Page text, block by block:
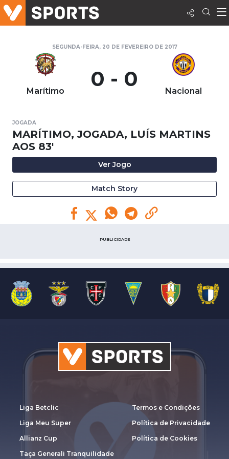
SEGUNDA-FEIRA, 20 DE FEVEREIRO DE 2017
Marítimo 0 - 0 Nacional
JOGADA
MARÍTIMO, JOGADA, LUÍS MARTINS
AOS 83'
Ver Jogo
Match Story
PUBLICIDADE
Liga Betclic
Liga Meu Super
Allianz Cup
Taça Generali Tranquilidade
Termos e Condições
Política de Privacidade
Política de Cookies